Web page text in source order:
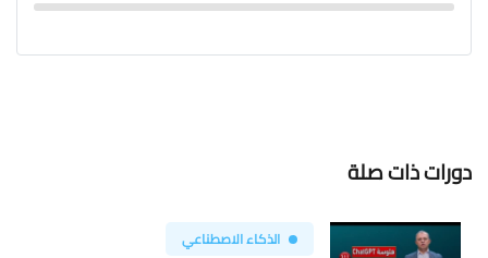
دورات ذات صلة
الذكاء الاصطناعي